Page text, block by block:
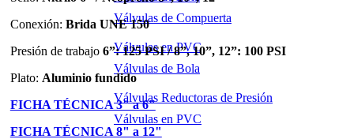
Válvulas de Compuerta
Válvulas de Bola
Válvulas en PVC
Válvulas en PVC
Válvulas Reductoras de Presión
Conexión: Brida UNE 150
Presión de trabajo 6”: 125 PSI / 8”, 10”, 12”: 100 PSI
Plato: Aluminio fundido
FICHA TÉCNICA 3" a 6"
FICHA TÉCNICA 8" a 12"